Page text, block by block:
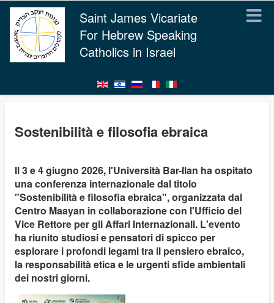
Saint James Vicariate
For Hebrew Speaking
Catholics in Israel
Sostenibilità e filosofia ebraica
Il 3 e 4 giugno 2026, l'Università Bar-Ilan ha ospitato
una conferenza internazionale dal titolo
"Sostenibilità e filosofia ebraica", organizzata dal
Centro Maayan in collaborazione con l'Ufficio del
Vice Rettore per gli Affari Internazionali. L'evento
ha riunito studiosi e pensatori di spicco per
esplorare i profondi legami tra il pensiero ebraico,
la responsabilità etica e le urgenti sfide ambientali
dei nostri giorni.